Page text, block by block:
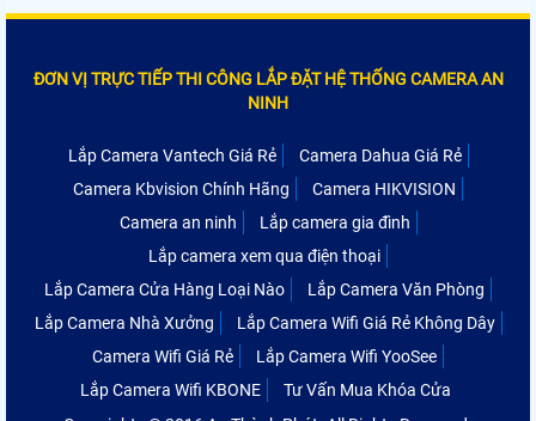
ĐƠN VỊ TRỰC TIẾP THI CÔNG LẮP ĐẶT HỆ THỐNG CAMERA AN
NINH
Lắp Camera Vantech Giá Rẻ
Camera Dahua Giá Rẻ
Camera Kbvision Chính Hãng
Camera HIKVISION
Camera an ninh
Lắp camera gia đình
Lắp camera xem qua điện thoại
Lắp Camera Cửa Hàng Loại Nào
Lắp Camera Văn Phòng
Lắp Camera Nhà Xưởng
Lắp Camera Wifi Giá Rẻ Không Dây
Camera Wifi Giá Rẻ
Lắp Camera Wifi YooSee
Lắp Camera Wifi KBONE
Tư Vấn Mua Khóa Cửa